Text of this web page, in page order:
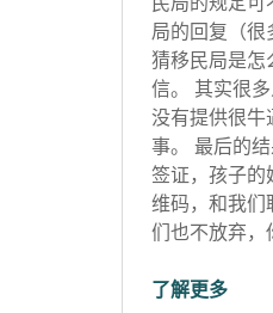
局的回复（
猜移民局是怎
信。 其实很
没有提供很牛
事。 最后的
签证，孩子的
维码，和我们
们也不放弃，
了解更多